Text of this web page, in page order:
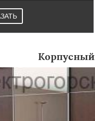
Корпусный